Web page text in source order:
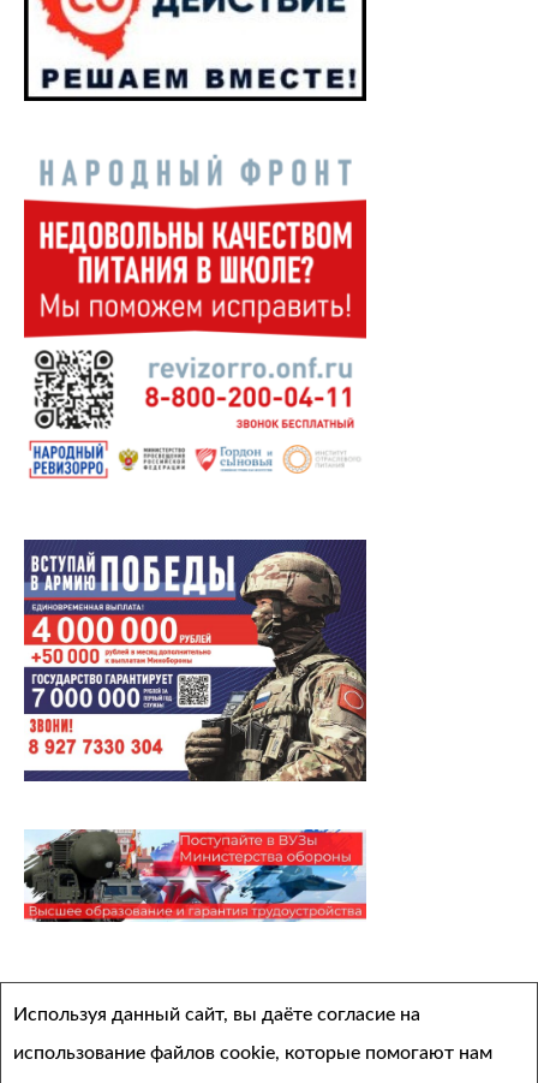
Архивы
Выберите месяц
Используя данный сайт, вы даёте согласие на
использование файлов cookie, которые помогают нам